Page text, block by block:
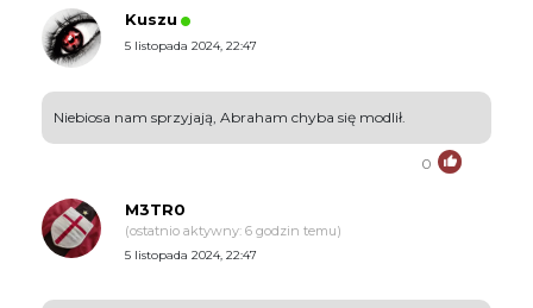
Kuszu
5 listopada 2024, 22:47
Niebiosa nam sprzyjają, Abraham chyba się modlił.
0
M3TR0
(ostatnio aktywny: 6 godzin temu)
5 listopada 2024, 22:47